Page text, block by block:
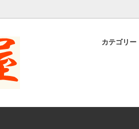
カテゴリー
村上 新潟 の お土産品